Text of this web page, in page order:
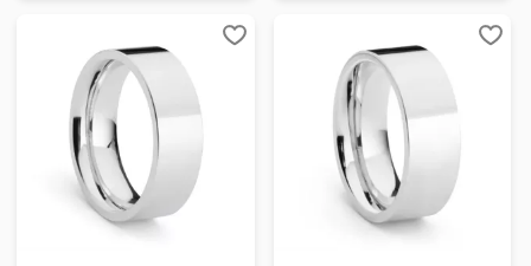
Lägg till i favoriter